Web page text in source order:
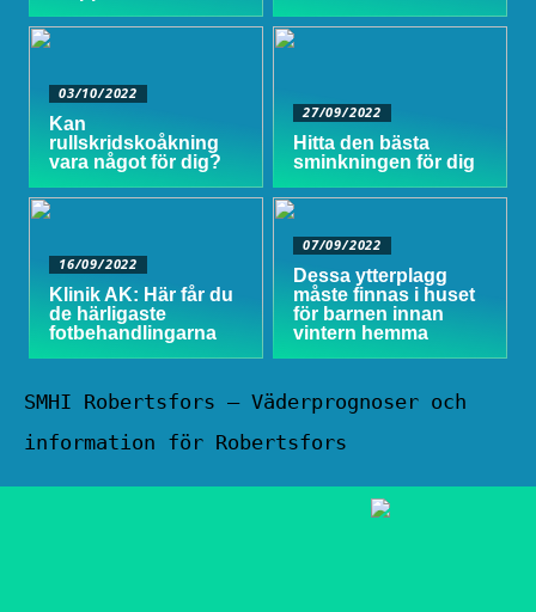
03/10/2022
Kan
rullskridskoåkning
vara något för dig?
27/09/2022
Hitta den bästa
sminkningen för dig
16/09/2022
Klinik AK: Här får du
de härligaste
fotbehandlingarna
07/09/2022
Dessa ytterplagg
måste finnas i huset
för barnen innan
vintern hemma
SMHI Robertsfors – Väderprognoser och
information för Robertsfors